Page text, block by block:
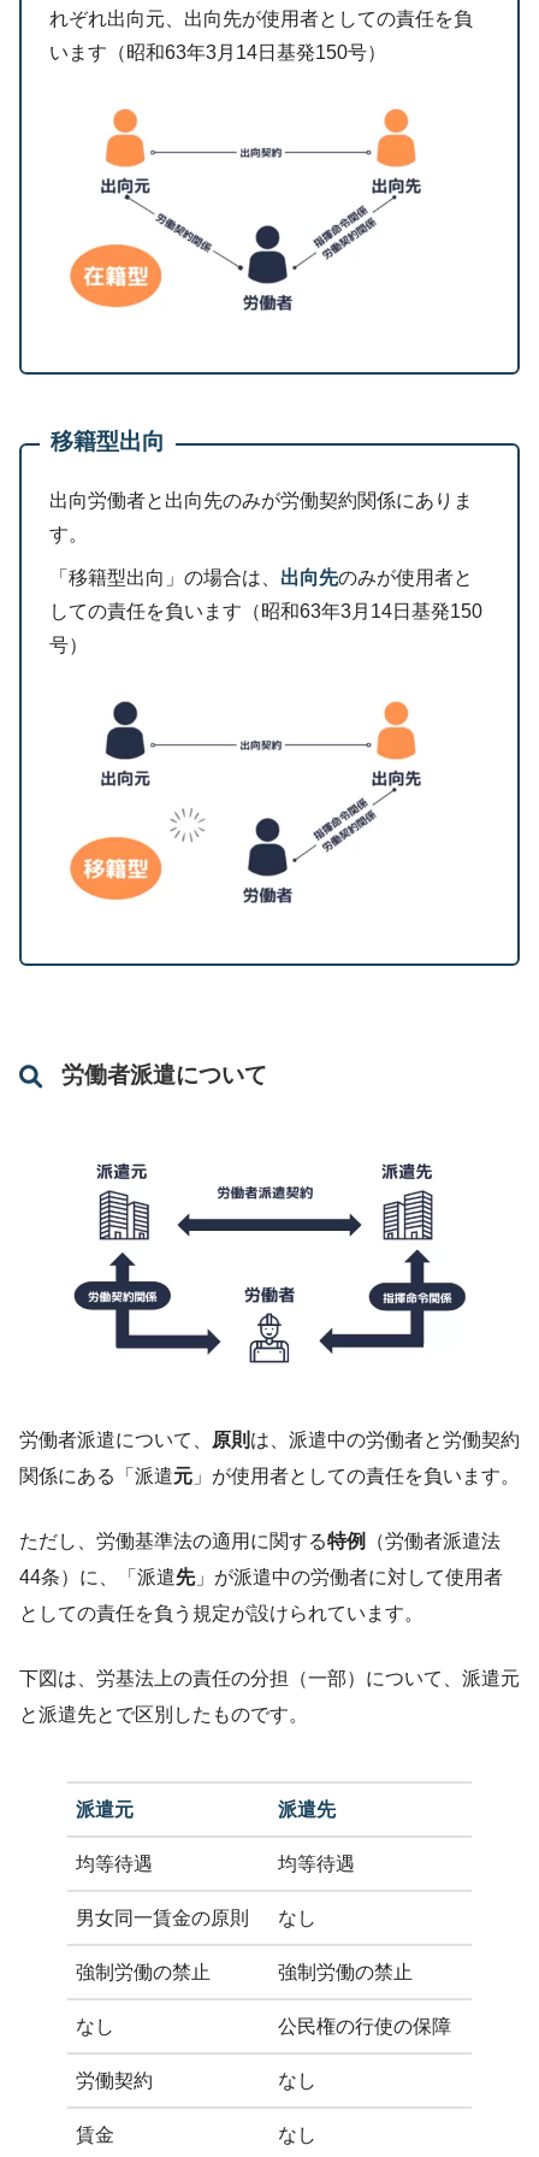
れぞれ出向元、出向先が使用者としての責任を負
います（昭和63年3月14日基発150号）
移籍型出向
出向労働者と出向先のみが労働契約関係にありま
す。
「移籍型出向」の場合は、 出向先のみが使用者と
しての責任を負います（昭和63年3月14日基発150
号）
労働者派遣について
労働者派遣について、 原則 は、派遣中の労働者と労働契約
関係にある「派遣元 」が使用者としての責任を負います。
ただし、労働基準法の適用に関する特例
（労働者派遣法
44条）に、「派遣先」が派遣中の労働者に対して使用者
としての責任を負う規定が設けられています。
下図は、労基法上の責任の分担（一部）について、派遣元
と派遣先とで区別したものです。
派遣元 派遣先
均等待遇 均等待遇
男女同一賃金の原則 なし
強制労働の禁止 強制労働の禁止
なし 公民権の行使の保障
労働契約 なし
賃金 なし